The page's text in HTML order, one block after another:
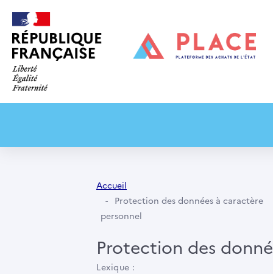
Accueil
Protection des données à caractère
personnel
Protection des
Lexique :